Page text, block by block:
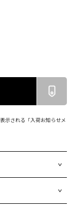
示される「入荷お知らせメ